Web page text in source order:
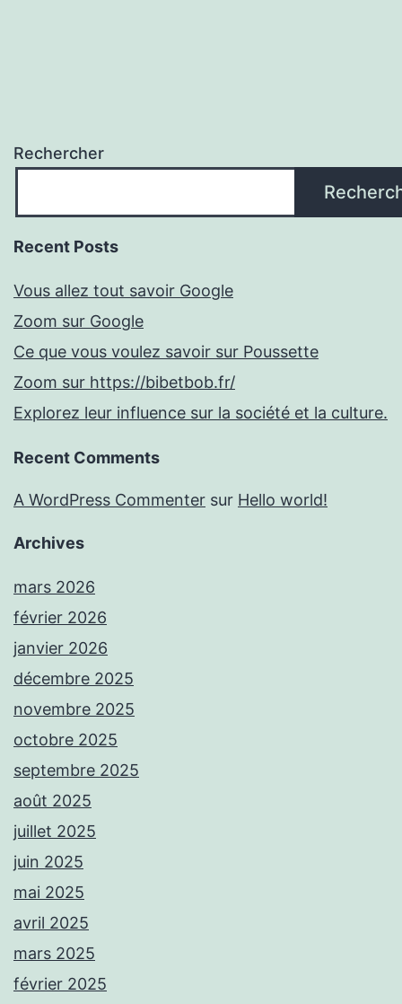
Rechercher
Recent Posts
Vous allez tout savoir Google
Zoom sur Google
Ce que vous voulez savoir sur Poussette
Zoom sur https://bibetbob.fr/
Explorez leur influence sur la société et la culture.
Recent Comments
A WordPress Commenter sur Hello world!
Archives
mars 2026
février 2026
janvier 2026
décembre 2025
novembre 2025
octobre 2025
septembre 2025
août 2025
juillet 2025
juin 2025
mai 2025
avril 2025
mars 2025
février 2025